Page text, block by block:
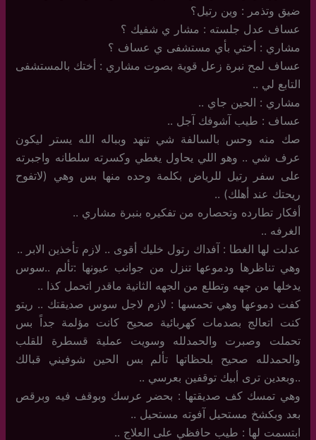
ضيق وتذمر : وين رتيل؟
عساف عدل جلسته : مشار ي شفيك ؟
مشاري : أختي بأي مستشفى ي عساف ؟
عساف لمح نبرة زعل قوية بصوت مشاري : أختك بالمستشفى
التابع لي ..
مشاري : الحين جاي ..
عساف : طيب آشوفك آجل ..
صك منه وحس بالسالفة شي تنهد وبباله الله يستر ليكون
عرف شي .. وهو اللي يحاول يغطي وكسرته سلطانه واجبرته
على سفر رتيل للرياض بكلمة وحده منها بس وهي (لاتفوح
ريحتك عند أهلك) ..
أفكار تطارده وتحصاره من تفكيره بنبرة مشاري ..
الغرفه ..
عدلت لها الغطا : آفداك رتول خليك أقوى .. لازم تأخذين الابر ..
وهي تناظرها ودموعها تنزل من جوانب عيونها :تألم ..سوس
يدخلها من جهه وتطلع من الجهه الثانية ماقدر اتحمل كذا ..
كفت دموعها وهي تحمسها : لازم لاجل سوس صديقتك .. ريتو
كنت اتعالج بصدمات كهربائية صحيح كانت مؤلمة جداً بس
تحملت وصبرت والحمدلله وسويت عملية قسطرة للقلب
والحمدلله صحيح بلحظاتها تألم بس الحين شوفيني قبالك
..وبعدين ترى أبيك توقفين بعرسي ..
وهي تمسك كف صديقتها : بحضر عرسك وبوقف فيه وبرقص
بعد وبكشخ مستحيل آفوته مستحيل ..
ابتسمت لها : طيب حافظي على العلاج ..